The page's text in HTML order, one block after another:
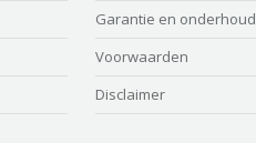
Garantie en onderhoud
Voorwaarden
Disclaimer